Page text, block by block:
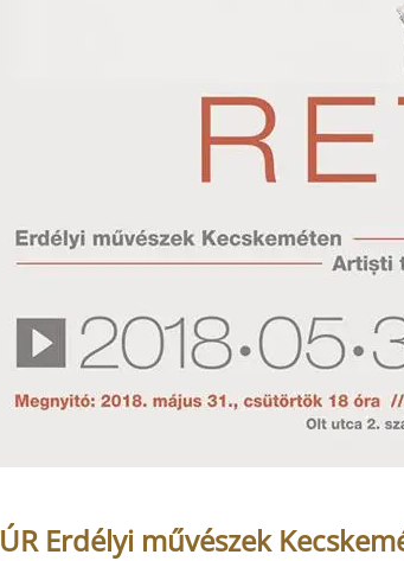
Erdélyi művészek